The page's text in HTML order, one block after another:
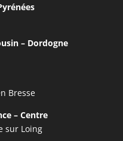
– Dordogne
Bresse
– Centre
sur Loing